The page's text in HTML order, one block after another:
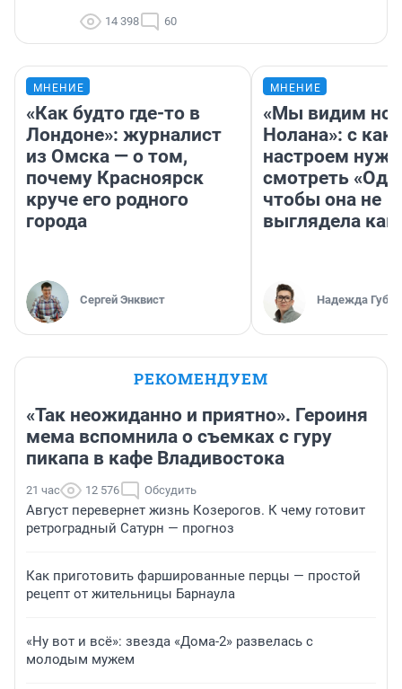
14 398 60
МНЕНИЕ
«Как будто где-то в
Лондоне»: журналист
из Омска — о том,
почему Красноярск
круче его родного
города
Сергей Энквист
МНЕНИЕ
«Мы видим
Нолана»: с
настроем
смотреть
чтобы она не
выглядела как
Надежда
РЕКОМЕНДУЕМ
«Так неожиданно и приятно». Героиня
мема вспомнила о съемках с гуру
пикапа в кафе Владивостока
21 час 12 576 Обсудить
Август перевернет жизнь Козерогов. К чему готовит
ретроградный Сатурн — прогноз
Как приготовить фаршированные перцы — простой
рецепт от жительницы Барнаула
«Ну вот и всё»: звезда «Дома-2» развелась с
молодым мужем